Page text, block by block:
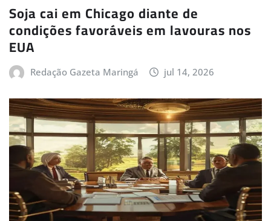
Soja cai em Chicago diante de
condições favoráveis em lavouras nos
EUA
Redação Gazeta Maringá jul 14, 2026